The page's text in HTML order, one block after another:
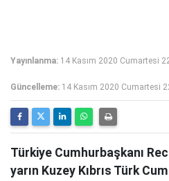
Yayınlanma: 14 Kasım 2020 Cumartesi
Güncelleme: 14 Kasım 2020 Cumartesi
Türkiye Cumhurbaşkanı
yarın Kuzey Kıbrıs Türk